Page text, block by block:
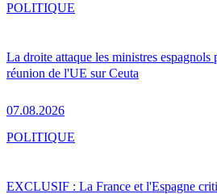
La droite attaque les ministres espagnols
réunion de l'UE sur Ceuta
07.08.2026
POLITIQUE
EXCLUSIF : La France et l'Espagne
POLITIQUE